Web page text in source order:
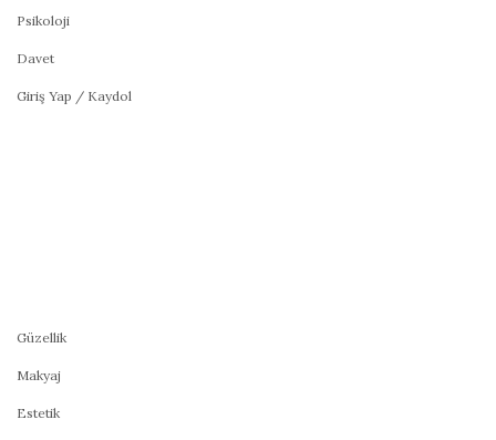
Psikoloji
Davet
Giriş Yap / Kaydol
Güzellik
Makyaj
Estetik